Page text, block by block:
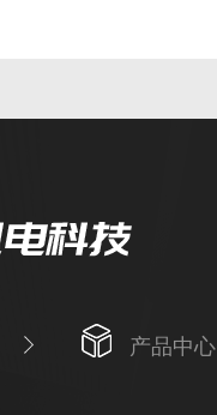
产品中心